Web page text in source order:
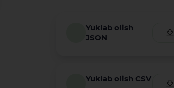
Yuklab olish
JSON
Yuklab olish CSV